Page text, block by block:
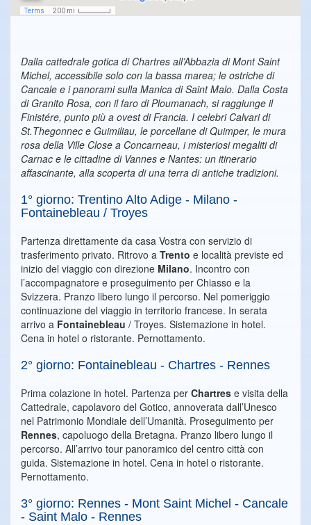
Dalla cattedrale gotica di Chartres all’Abbazia di Mont Saint
Michel, accessibile solo con la bassa marea; le ostriche di
Cancale e i panorami sulla Manica di Saint Malo. Dalla Costa
di Granito Rosa, con il faro di Ploumanach, si raggiunge il
Finistére, punto più a ovest di Francia. I celebri Calvari di
St.Thegonnec e Guimiliau, le porcellane di Quimper, le mura
rosa della Ville Close a Concarneau, i misteriosi megaliti di
Carnac e le cittadine di Vannes e Nantes: un itinerario
affascinante, alla scoperta di una terra di antiche tradizioni.
1° giorno: Trentino Alto Adige - Milano -
Fontainebleau / Troyes
Partenza direttamente da casa Vostra con servizio di
trasferimento privato. Ritrovo a Trento e località previste ed
inizio del viaggio con direzione Milano. Incontro con
l’accompagnatore e proseguimento per Chiasso e la
Svizzera. Pranzo libero lungo il percorso. Nel pomeriggio
continuazione del viaggio in territorio francese. In serata
arrivo a Fontainebleau / Troyes. Sistemazione in hotel.
Cena in hotel o ristorante. Pernottamento.
2° giorno: Fontainebleau - Chartres - Rennes
Prima colazione in hotel. Partenza per Chartres e visita della
Cattedrale, capolavoro del Gotico, annoverata dall’Unesco
nel Patrimonio Mondiale dell’Umanità. Proseguimento per
Rennes, capoluogo della Bretagna. Pranzo libero lungo il
percorso. All’arrivo tour panoramico del centro città con
guida. Sistemazione in hotel. Cena in hotel o ristorante.
Pernottamento.
3° giorno: Rennes - Mont Saint Michel - Cancale
- Saint Malo - Rennes